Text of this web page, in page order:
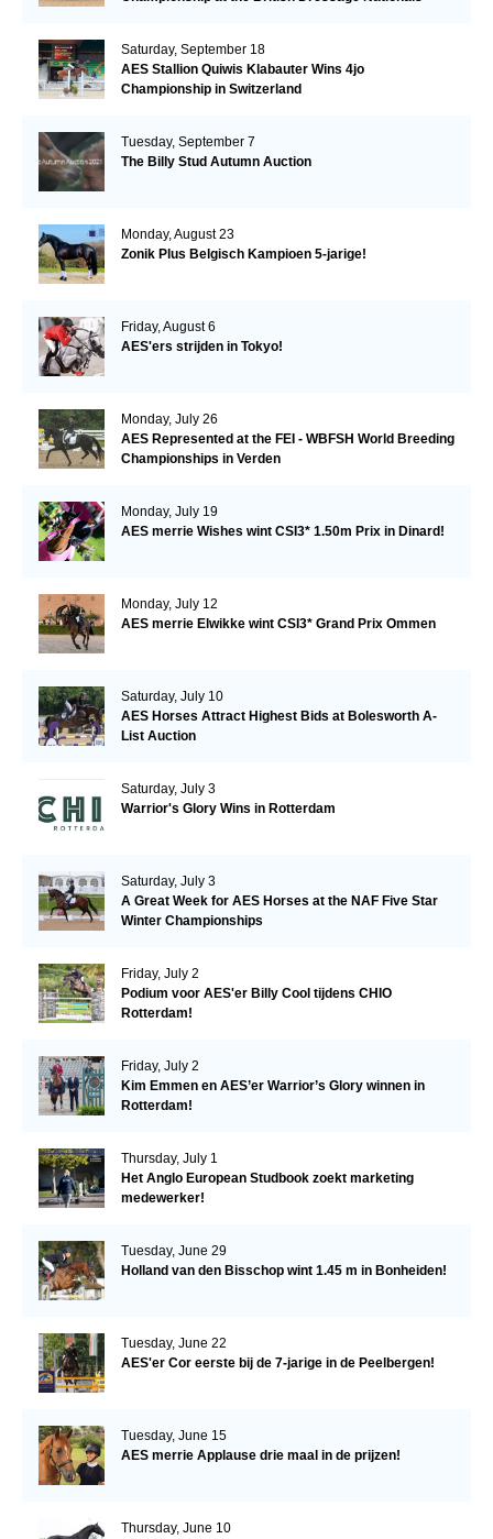
Saturday, September 18
AES Stallion Quiwis Klabauter Wins 4jo
Championship in Switzerland
Tuesday, September 7
The Billy Stud Autumn Auction
Monday, August 23
Zonik Plus Belgisch Kampioen 5-jarige!
Friday, August 6
AES'ers strijden in Tokyo!
Monday, July 26
AES Represented at the FEI - WBFSH World Breeding
Championships in Verden
Monday, July 19
AES merrie Wishes wint CSI3* 1.50m Prix in Dinard!
Monday, July 12
AES merrie Elwikke wint CSI3* Grand Prix Ommen
Saturday, July 10
AES Horses Attract Highest Bids at Bolesworth A-
List Auction
Saturday, July 3
Warrior's Glory Wins in Rotterdam
Saturday, July 3
A Great Week for AES Horses at the NAF Five Star
Winter Championships
Friday, July 2
Podium voor AES'er Billy Cool tijdens CHIO
Rotterdam!
Friday, July 2
Kim Emmen en AES’er Warrior’s Glory winnen in
Rotterdam!
Thursday, July 1
Het Anglo European Studbook zoekt marketing
medewerker!
Tuesday, June 29
Holland van den Bisschop wint 1.45 m in Bonheiden!
Tuesday, June 22
AES'er Cor eerste bij de 7-jarige in de Peelbergen!
Tuesday, June 15
AES merrie Applause drie maal in de prijzen!
Thursday, June 10